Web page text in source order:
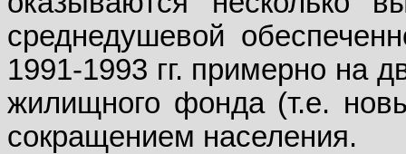
среднедушевой
1991-1993 гг. примерно на
жилищного фонда (т.е.
сокращением населения.